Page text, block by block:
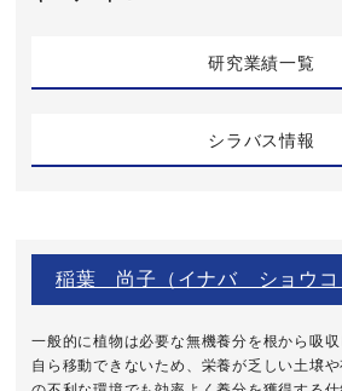
研究業績一覧
シラバス情報
稲葉 尚子（イナバ ショウコ
一般的に植物は必要な無機養分を根から吸
自ら移動できないため、栄養が乏しい土壌